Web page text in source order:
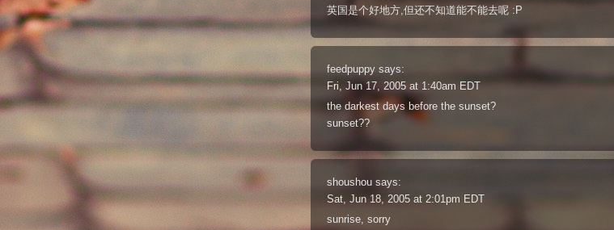
英国是个好地方,但还不知道能不能去呢 :P
feedpuppy says:
Fri, Jun 17, 2005 at 1:40am EDT
the darkest days before the sunset?
sunset??
shoushou says:
Sat, Jun 18, 2005 at 2:01pm EDT
sunrise, sorry